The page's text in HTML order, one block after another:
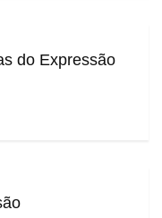
do Expressão